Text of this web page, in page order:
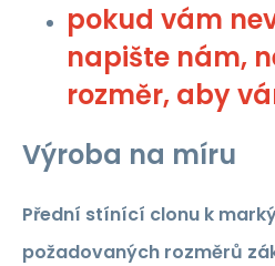
pokud vám
napište nám,
rozměr, aby
Výroba na míru
Přední stínící clonu k
požadovaných rozměrů